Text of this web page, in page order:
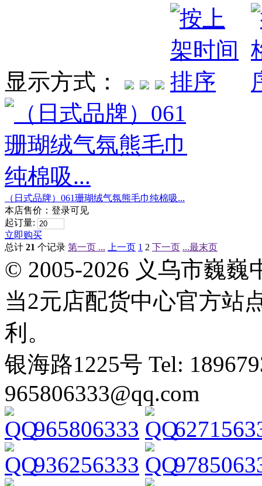
显示方式：
（日式品牌）061珊瑚绒气氛熊毛巾纯棉吸...
本店售价： 登录可见
起订量:
立即购买
总计 21 个记录 第一页 ... 上一页 1 2 下一页 ...最末页
© 2005-2026 义乌市巍
当2元店配货中心官方站
利。
银海路1225号 Tel:
965806333@qq.com
965806333
936256333